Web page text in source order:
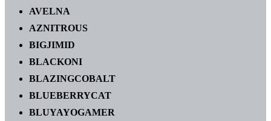
AVELNA
AZNITROUS
BIGJIMID
BLACKONI
BLAZINGCOBALT
BLUEBERRYCAT
BLUYAYOGAMER